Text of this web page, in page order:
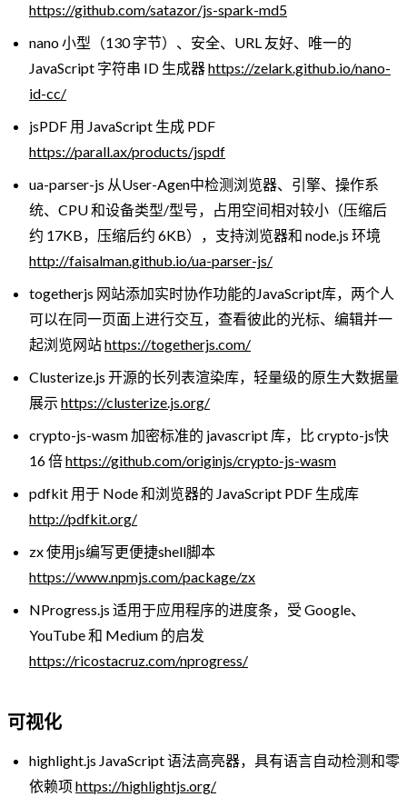
https://github.com/satazor/js-spark-md5
nano 小型（130 字节）、安全、URL 友好、唯一的
JavaScript 字符串 ID 生成器https://zelark.github.io/nano-
id-cc/
jsPDF 用 JavaScript 生成 PDF
https://parall.ax/products/jspdf
ua-parser-js 从User-Agen中检测浏览器、引擎、操作系
统、CPU 和设备类型/型号，占用空间相对较小（压缩后
约 17KB，压缩后约 6KB），支持浏览器和 node.js 环境
http://faisalman.github.io/ua-parser-js/
togetherjs 网站添加实时协作功能的JavaScript库，两个人
可以在同一页面上进行交互，查看彼此的光标、编辑并一
起浏览网站https://togetherjs.com/
Clusterize.js 开源的长列表渲染库，轻量级的原生大数据量
展示 https://clusterize.js.org/
crypto-js-wasm 加密标准的 javascript 库，比 crypto-js快
16 倍https://github.com/originjs/crypto-js-wasm
pdfkit 用于 Node 和浏览器的 JavaScript PDF 生成库
http://pdfkit.org/
zx 使用js编写更便捷shell脚本
https://www.npmjs.com/package/zx
NProgress.js 适用于应用程序的进度条，受 Google、
YouTube 和 Medium 的启发
https://ricostacruz.com/nprogress/
可视化
highlight.js JavaScript 语法高亮器，具有语言自动检测和零
依赖项https://highlightjs.org/